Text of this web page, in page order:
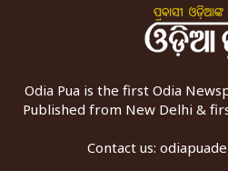
Odia Pua is the first Odia
Published from New Delhi &
Contact us: